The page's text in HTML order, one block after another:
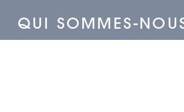
QUI SOMMES-